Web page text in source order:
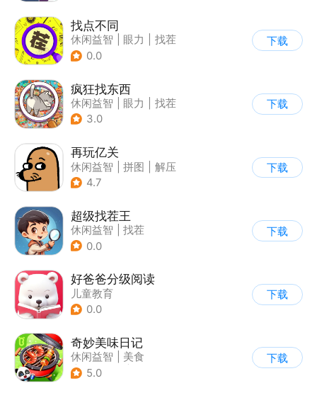
找点不同
休闲益智 眼力
找茬
0.0
下载
疯狂找东西
休闲益智 眼力
找茬
3.0
下载
再玩亿关
休闲益智 拼图
解压
| 解谜
4.7
下载
超级找茬王
休闲益智
找茬
0.0
下载
好爸爸分级阅读
儿童教育
0.0
下载
奇妙美味日记
休闲益智
美食
| 宝宝巴士
5.0
下载